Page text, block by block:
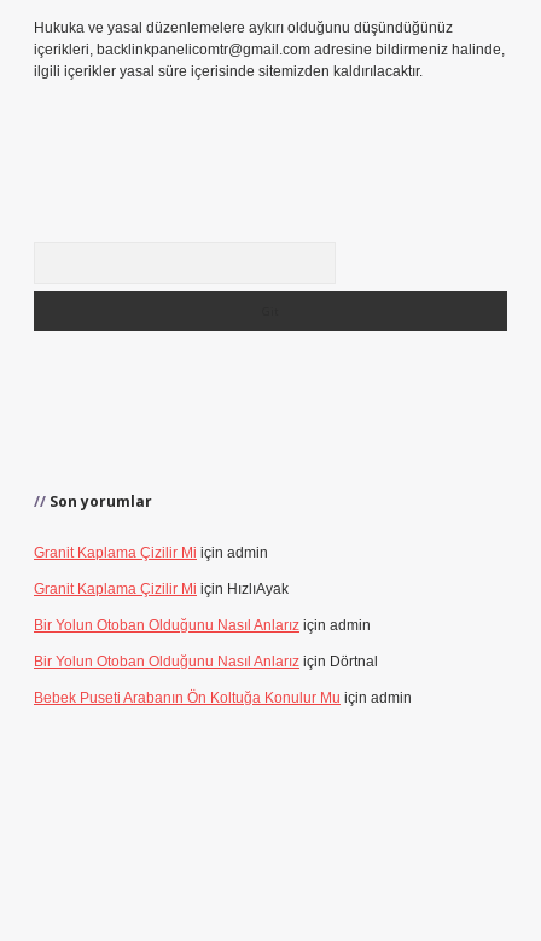
Hukuka ve yasal düzenlemelere aykırı olduğunu düşündüğünüz
içerikleri, backlinkpanelicomtr@gmail.com adresine bildirmeniz halinde,
ilgili içerikler yasal süre içerisinde sitemizden kaldırılacaktır.
Son yorumlar
Granit Kaplama Çizilir Mi için admin
Granit Kaplama Çizilir Mi için HızlıAyak
Bir Yolun Otoban Olduğunu Nasıl Anlarız için admin
Bir Yolun Otoban Olduğunu Nasıl Anlarız için Dörtnal
Bebek Puseti Arabanın Ön Koltuğa Konulur Mu için admin